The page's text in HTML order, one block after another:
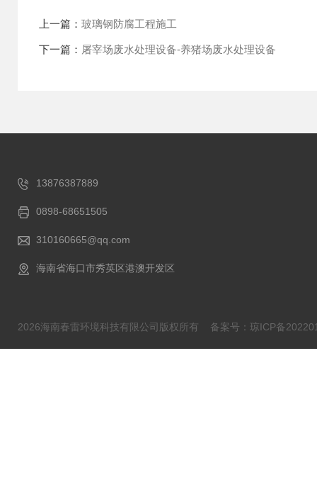
上一篇： 玻璃钢防腐工程施工
下一篇： 屠宰场废水处理设备-养猪场废水处理设备
13876387889
0898-68651505
310160665@qq.com
海南省海口市秀英区港澳开发区
2026海南春雷环境科技有限公司版权所有 备案号：琼ICP备